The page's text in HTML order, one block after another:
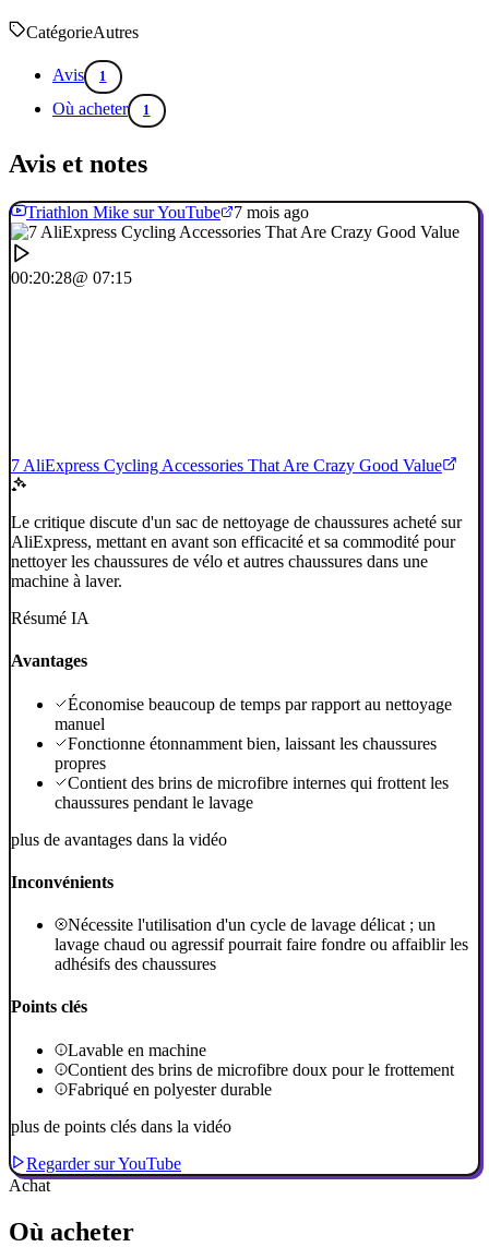
CatégorieAutres
Avis 1
Où acheter 1
Avis et notes
Triathlon Mike sur YouTube 7 mois ago
00:20:28@ 07:15
7 AliExpress Cycling Accessories That Are Crazy Good Value
Le critique discute d'un sac de nettoyage de chaussures acheté sur
AliExpress, mettant en avant son efficacité et sa commodité pour
nettoyer les chaussures de vélo et autres chaussures dans une
machine à laver.
Résumé IA
Avantages
Économise beaucoup de temps par rapport au nettoyage
manuel
Fonctionne étonnamment bien, laissant les chaussures
propres
Contient des brins de microfibre internes qui frottent les
chaussures pendant le lavage
plus de avantages dans la vidéo
Inconvénients
Nécessite l'utilisation d'un cycle de lavage délicat ; un
lavage chaud ou agressif pourrait faire fondre ou affaiblir les
adhésifs des chaussures
Points clés
Lavable en machine
Contient des brins de microfibre doux pour le frottement
Fabriqué en polyester durable
plus de points clés dans la vidéo
Regarder sur YouTube
Achat
Où acheter